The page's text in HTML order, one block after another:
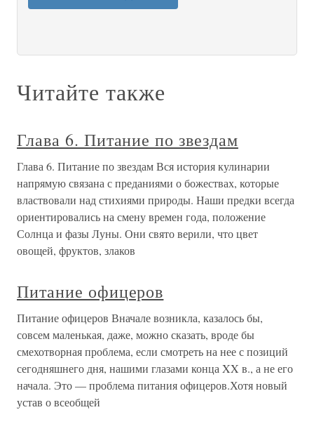
Читайте также
Глава 6. Питание по звездам
Глава 6. Питание по звездам Вся история кулинарии
напрямую связана с преданиями о божествах, которые
властвовали над стихиями природы. Наши предки всегда
ориентировались на смену времен года, положение
Солнца и фазы Луны. Они свято верили, что цвет
овощей, фруктов, злаков
Питание офицеров
Питание офицеров Вначале возникла, казалось бы,
совсем маленькая, даже, можно сказать, вроде бы
смехотворная проблема, если смотреть на нее с позиций
сегодняшнего дня, нашими глазами конца XX в., а не его
начала. Это — проблема питания офицеров.Хотя новый
устав о всеобщей